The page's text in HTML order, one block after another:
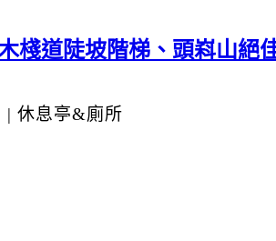
棧道陡坡階梯、頭嵙山絕
| 休息亭&廁所